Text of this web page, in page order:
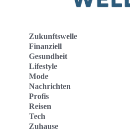
Zukunftswelle
Finanziell
Gesundheit
Lifestyle
Mode
Nachrichten
Profis
Reisen
Tech
Zuhause